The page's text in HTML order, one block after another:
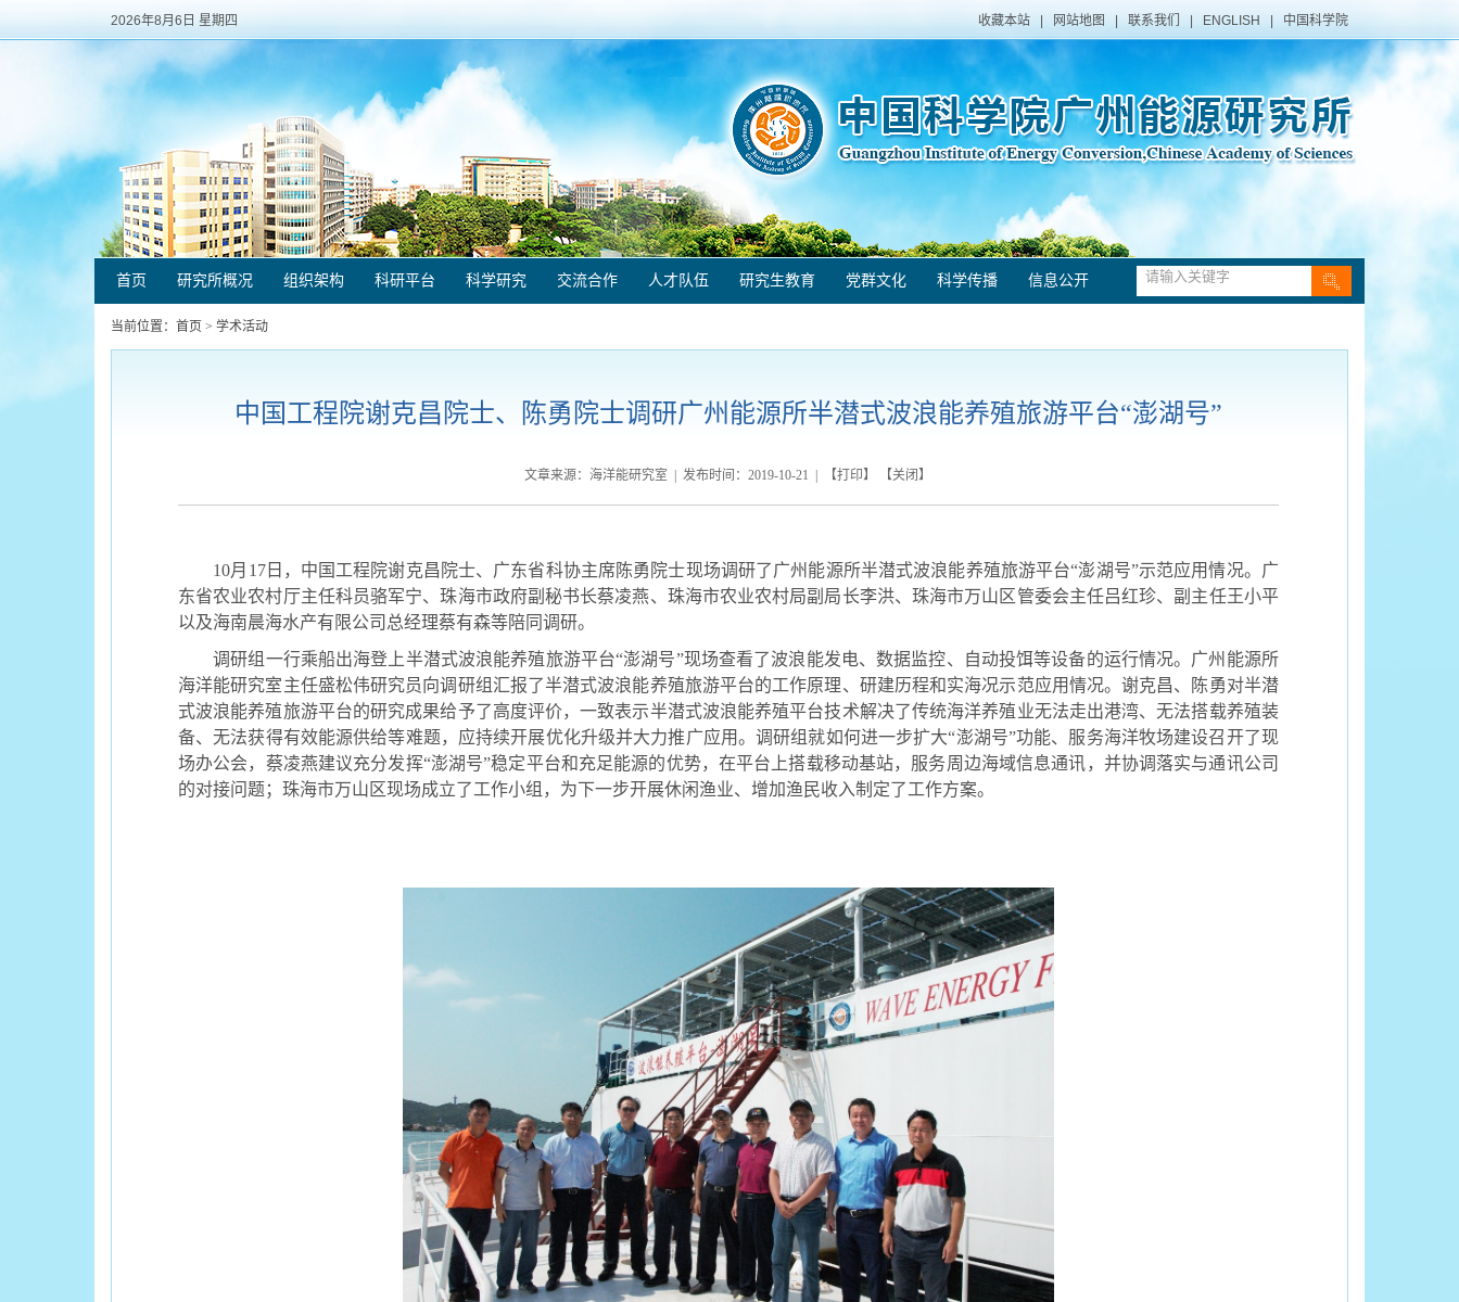
2026年8月6日 星期四 收藏本站 网站地图 联系我们 ENGLISH 中国科学院
首页 研究所概况 组织架构 科研平台 科学研究 交流合作 人才队伍 研究生教育 党群文化 科学传播 信息公开
当前位置： 首页 > 学术活动
中国工程院谢克昌院士、陈勇院士调研广州能源所半潜式波浪能养殖旅游平台“澎湖号”
文章来源：海洋能研究室 | 发布时间：2019-10-21 | 【打印】 【关闭 】
10月 17日，中国工程院谢克昌院士、广东省科协主席陈勇院士现场调研了广州能源所半潜式波浪能养殖旅游平台“澎湖号”示范应用情况。广
东省农业农村厅主任科员骆军宁、珠海市政府副秘书长蔡凌燕、珠海市农业农村局副局长李洪、珠海市万山区管委会主任吕红珍、副主任王小平
以及海南晨海水产有限公司总经理蔡有森等陪同调研。
调研组一行乘船出海登上半潜式波浪能养殖旅游平台“澎湖号”现场查看了波浪能发电、数据监控、自动投饵等设备的运行情况。广州能源所
海洋能研究室主任盛松伟研究员向调研组汇报了半潜式波浪能养殖旅游平台的工作原理、研建历程和实海况示范应用情况。谢克昌、陈勇对半潜
式波浪能养殖旅游平台的研究成果给予了高度评价，一致表示半潜式波浪能养殖平台技术解决了传统海洋养殖业无法走出港湾、无法搭载养殖装
备、无法获得有效能源供给等难题，应持续开展优化升级并大力推广应用。调研组就如何进一步扩大“澎湖号”功能、服务海洋牧场建设召开了现
场办公会，蔡凌燕建议充分发挥“澎湖号”稳定平台和充足能源的优势，在平台上搭载移动基站，服务周边海域信息通讯，并协调落实与通讯公司
的对接问题；珠海市万山区现场成立了工作小组，为下一步开展休闲渔业、增加渔民收入制定了工作方案。